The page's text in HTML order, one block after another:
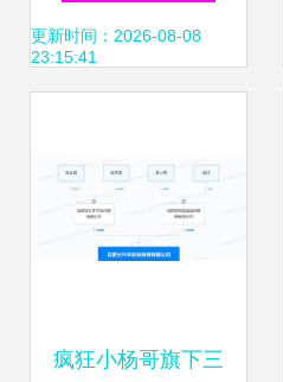
售的现实落差
更新时间：2026-08-08
23:15:41
疯狂小杨哥旗下三